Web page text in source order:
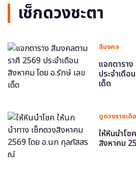
เช็กดวงชะตา
สีมงคล
แจกตารา
ประจำเดือ
เด็ด
ดูดวงรายเดื
ให้หินนำโช
สิงหาคม